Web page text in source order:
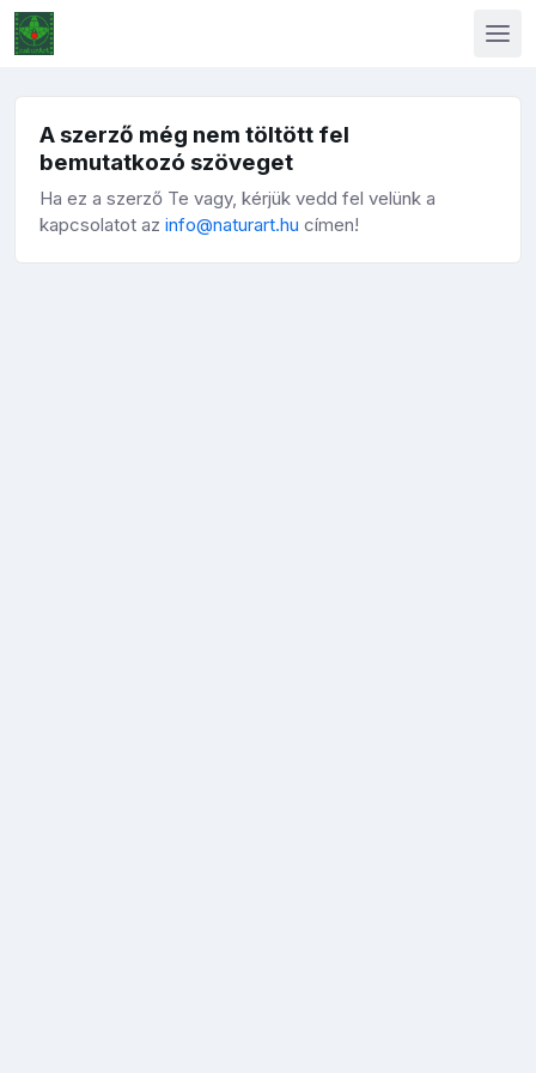
A szerző még nem töltött fel
bemutatkozó szöveget
Ha ez a szerző Te vagy, kérjük vedd fel velünk a
kapcsolatot az info@naturart.hu címen!